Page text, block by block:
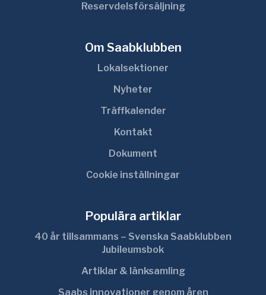
Reservdelsförsäljning
Om Saabklubben
Lokalsektioner
Nyheter
Träffkalender
Kontakt
Dokument
Cookie inställningar
Populära artiklar
40 år tillsammans – Svenska Saabklubben
Jubileumsbok
Artiklar & länksamling
Saabs innovationer genom åren